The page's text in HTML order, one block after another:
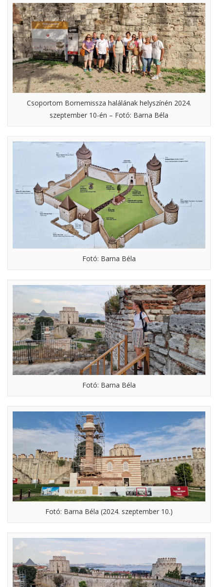
Csoportom Bornemissza halálának helyszínén 2024.
szeptember 10-én – Fotó: Barna Béla
Fotó: Barna Béla
Fotó: Barna Béla
Fotó: Barna Béla (2024. szeptember 10.)